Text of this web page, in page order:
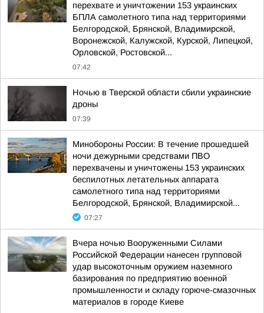
перехвате и уничтожении 153 украинских
БПЛА самолетного типа над территориями
Белгородской, Брянской, Владимирской,
Воронежской, Калужской, Курской, Липецкой,
Орловской, Ростовской...
07:42
Ночью в Тверской области сбили украинские
дроны
07:39
Минобороны России: В течение прошедшей
ночи дежурными средствами ПВО
перехвачены и уничтожены 153 украинских
беспилотных летательных аппарата
самолетного типа над территориями
Белгородской, Брянской, Владимирской...
07:27
Вчера ночью Вооруженными Силами
Российской Федерации нанесен групповой
удар высокоточным оружием наземного
базирования по предприятию военной
промышленности и складу горюче-смазочных
материалов в городе Киеве